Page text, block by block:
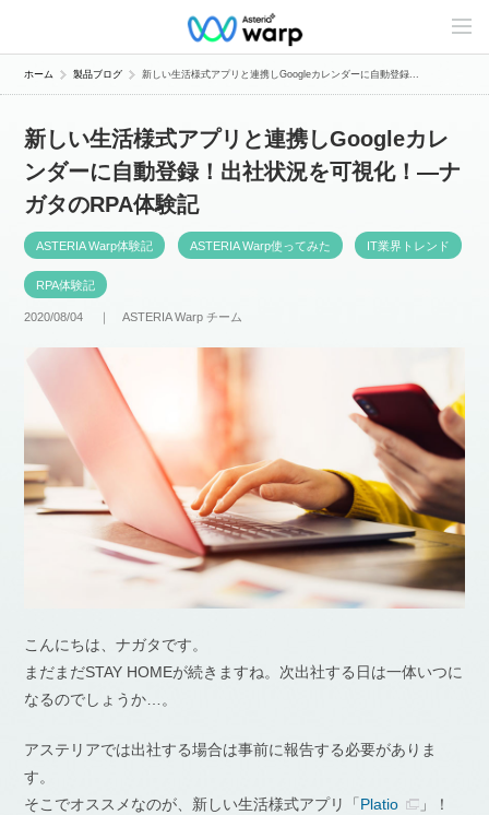
C
n
e
p
ホーム 製品ブログ 新しい生活様式アプリと連携しGoogleカレンダーに自動登録...
新しい生活様式アプリと連携しGoogleカレ
ンダーに自動登録！出社状況を可視化！―ナ
ガタのRPA体験記
ASTERIA Warp体験記 ASTERIA Warp使ってみた IT業界トレンド
RPA体験記
2020/08/04 ｜ASTERIA Warp チーム
こんにちは、ナガタです。
まだまだSTAY HOMEが続きますね。次出社する日は一体いつに
なるのでしょうか…。
アステリアでは出社する場合は事前に報告する必要がありま
す。
そこでオススメなのが、新しい生活様式アプリ「 Platio
」！